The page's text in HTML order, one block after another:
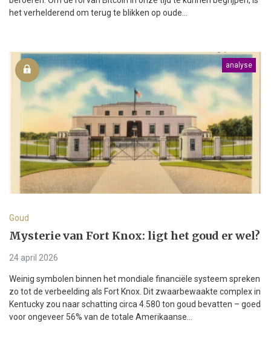
het verhelderend om terug te blikken op oude...
analyse
Goud
Mysterie van Fort Knox: ligt het goud er wel?
24 april 2026
Weinig symbolen binnen het mondiale financiële systeem spreken
zo tot de verbeelding als Fort Knox. Dit zwaarbewaakte complex in
Kentucky zou naar schatting circa 4.580 ton goud bevatten – goed
voor ongeveer 56% van de totale Amerikaanse...